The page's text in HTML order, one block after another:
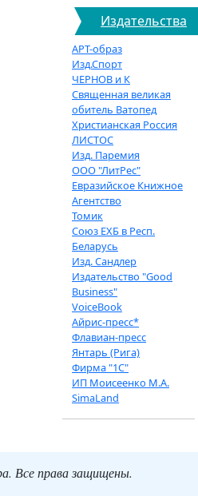
Издательства
АРТ-образ
Изд.Спорт
ЧЕРНОВ и К
Священная великая
обитель Ватопед
Христианская Россия
ЛИСТОС
Изд. Паремия
ООО "ЛитРес"
Евразийское Книжное
Агентство
Томик
Союз ЕХБ в Респ.
Беларусь
Изд. Сандлер
Издательство "Good
Business"
VoiceBook
Айрис-пресс*
Флавиан-пресс
Янтарь (Рига)
Фирма "1С"
ИП Моисеенко М.А.
SimaLand
Все права защищены.